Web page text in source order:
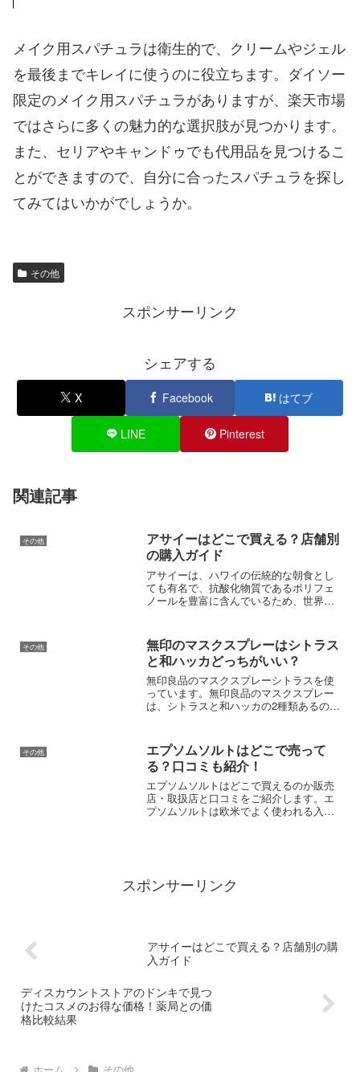
メイク用スパチュラは衛生的で、クリームやジェル
を最後までキレイに使うのに役立ちます。ダイソー
限定のメイク用スパチュラがありますが、楽天市場
ではさらに多くの魅力的な選択肢が見つかります。
また、セリアやキャンドゥでも代用品を見つけるこ
とができますので、自分に合ったスパチュラを探し
てみてはいかがでしょうか。
その他
スポンサーリンク
シェアする
X Facebook はてブ
LINE Pinterest
関連記事
その他
アサイーはどこで買える？店舗別
の購入ガイド
アサイーは、ハワイの伝統的な朝食とし
ても有名で、抗酸化物質であるポリフェ
ノールを豊富に含んでいるため、世界中
できるの？」と疑問に思っています。カ
ルディやコストコ、業務用ス...
その他
無印のマスクスプレーはシトラス
と和ハッカどっちがいい？
無印良品のマスクスプレーシトラスを使
っています。無印良品のマスクスプレー
は、シトラスと和ハッカの2種類あるので
その他
エプソムソルトはどこで売って
る？口コミも紹介！
エプソムソルトはどこで買えるのか販売
店・取扱店と口コミをご紹介します。エ
プソムソルトは欧米でよく使われる入用
スポンサーリンク
アサイーはどこで買える？店舗別の購
入ガイド
ディスカウントストアのドンキで見つ
けたコスメのお得な価格！薬局との価
格比較結果